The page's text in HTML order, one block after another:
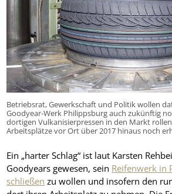
Betriebsrat, Gewerkschaft und Politik wollen
Goodyear-Werk Philippsburg auch zukünftig
dortigen Vulkanisierpressen in den Markt
Arbeitsplätze vor Ort über 2017 hinaus noch
Ein „harter Schlag“ ist laut Karsten
Goodyears gewesen, sein Reifenwerk in
schließen zu wollen und insofern den